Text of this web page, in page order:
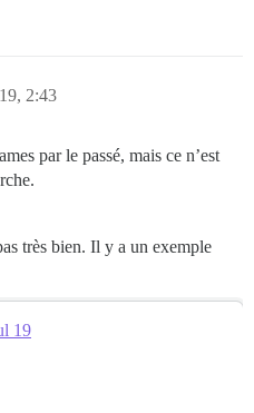
2:43
par le passé, mais ce n’est
très bien. Il y a un exemple
19